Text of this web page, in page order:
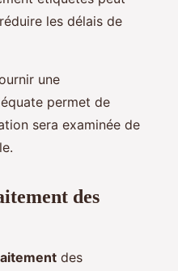
les délais de
une
permet de
sera examinée de
des
des